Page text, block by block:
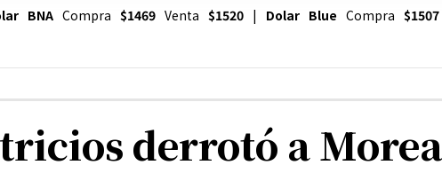
BNACompra $1469Venta $1520| Dolar Blue Compra $1507
derrotó a Morea